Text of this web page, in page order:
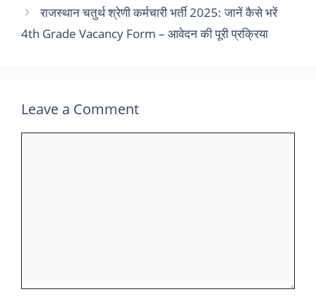
राजस्थान चतुर्थ श्रेणी कर्मचारी भर्ती 2025: जानें कैसे भरें
4th Grade Vacancy Form – आवेदन की पूरी प्रक्रिया
Leave a Comment